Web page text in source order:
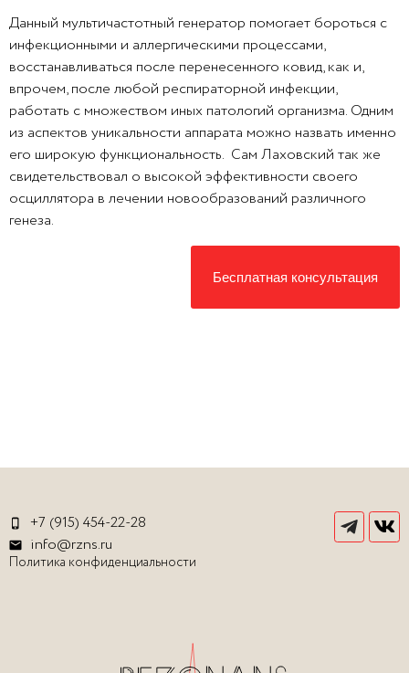
Данный мультичастотный генератор помогает бороться с
инфекционными и аллергическими процессами,
восстанавливаться после перенесенного ковид, как и,
впрочем, после любой респираторной инфекции,
работать с множеством иных патологий организма. Одним
из аспектов уникальности аппарата можно назвать именно
его широкую функциональность. Сам Лаховский так же
свидетельствовал о высокой эффективности своего
осциллятора в лечении новообразований различного
генеза.
Бесплатная консультация
+7 (915) 454-22-28
info@rzns.ru
Политика конфиденциальности